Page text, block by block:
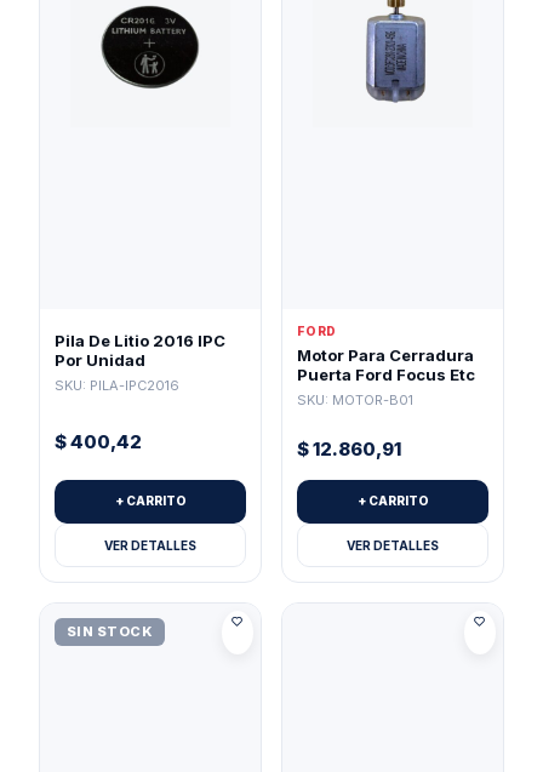
Pila De Litio 2016 IPC
Por Unidad
SKU: PILA-IPC2016
$400,42
+ CARRITO
VER DETALLES
FORD
Motor Para Cerradura
Puerta Ford Focus Etc
SKU: MOTOR-B01
$12.860,91
+ CARRITO
VER DETALLES
SIN STOCK